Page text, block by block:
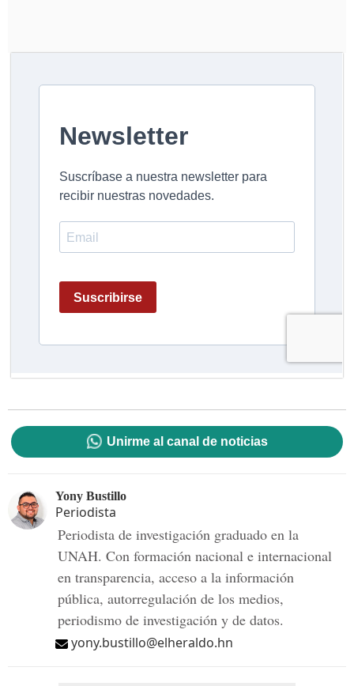
Unirme al canal de noticias
Yony Bustillo
Periodista
Periodista de investigación graduado en la
UNAH. Con formación nacional e internacional
en transparencia, acceso a la información
pública, autorregulación de los medios,
periodismo de investigación y de datos.
yony.bustillo@elheraldo.hn